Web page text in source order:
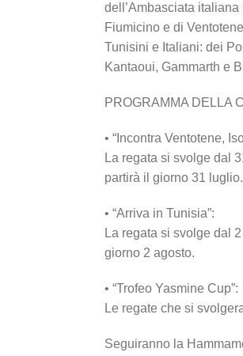
dell’Ambasciata
Fiumicino e di
Tunisini e Italiani: dei
Kantaoui, Gammarth e
PROGRAMMA DELLA
• “Incontra Ventotene,
La regata si svolge dal
partirà il giorno 31 luglio.
• “Arriva in Tunisia”:
La regata si svolge dal
giorno 2 agosto.
• “Trofeo Yasmine Cup”:
Le regate che si
Seguiranno la